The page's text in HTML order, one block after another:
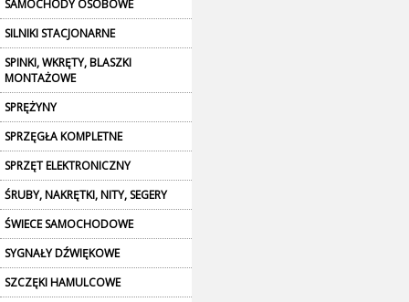
SAMOCHODY OSOBOWE
SILNIKI STACJONARNE
SPINKI, WKRĘTY, BLASZKI
MONTAŻOWE
SPRĘŻYNY
SPRZĘGŁA KOMPLETNE
SPRZĘT ELEKTRONICZNY
ŚRUBY, NAKRĘTKI, NITY, SEGERY
ŚWIECE SAMOCHODOWE
SYGNAŁY DŹWIĘKOWE
SZCZĘKI HAMULCOWE